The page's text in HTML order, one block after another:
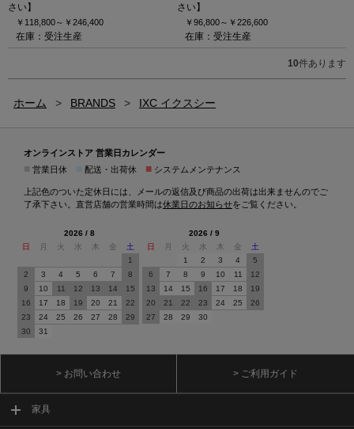
さい】
￥118,800～ ￥246,400
在庫：受注生産
さい】
￥96,800～ ￥226,600
在庫：受注生産
10件あります
ホーム > BRANDS > IXC イクスシー
オンラインストア 営業日カレンダー
営業日休 配送・出荷休 ■ システムメンテナンス
上記色のついた定休日には、メールの返信及び商品の出荷は出来ませんのでご
了承下さい。直営店舗の営業時間は休業日のお知らせをご覧ください。
2026 / 8
日
月 火 水 木 金
土
1
2
3 4 5 6 7
8
9
10 11 12 13 14
15
16
17 18 19 20 21
22
23
24 25 26 27 28
29
30
31
2026 / 9
日
月 火 水 木 金
土
1
2 3 4
5
6
7 8 9 10 11
12
13
14 15 16 17 18
19
20
21 22 23 24 25
26
27
28 29 30
> お問い合わせ > ご利用ガイド
家具